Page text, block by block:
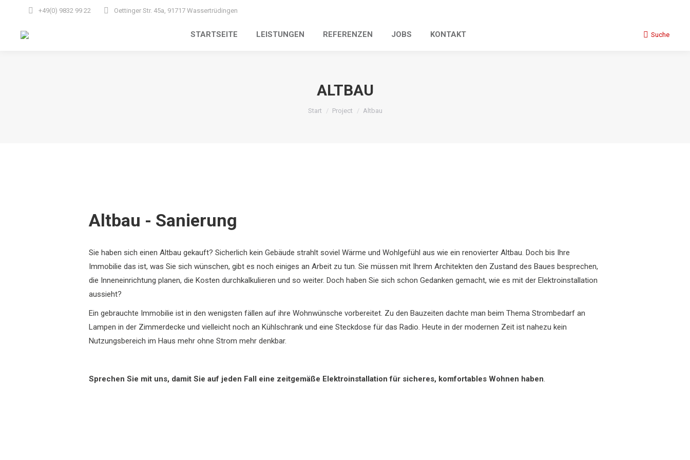
+49(0) 9832 99 22 Oettinger Str. 45a, 91717 Wassertrüdingen
STARTSEITE LEISTUNGEN REFERENZEN JOBS KONTAKT Search:
Suche
ALTBAU
Sie befinden sich hier:
Start Project Altbau
Altbau - Sanierung
Sie haben sich einen Altbau gekauft? Sicherlich kein Gebäude strahlt soviel Wärme und Wohlgefühl aus wie ein renovierter Altbau. Doch bis Ihre
Immobilie das ist, was Sie sich wünschen, gibt es noch einiges an Arbeit zu tun. Sie müssen mit Ihrem Architekten den Zustand des Baues besprechen,
die Inneneinrichtung planen, die Kosten durchkalkulieren und so weiter. Doch haben Sie sich schon Gedanken gemacht, wie es mit der Elektroinstallation
aussieht?
Ein gebrauchte Immobilie ist in den wenigsten fällen auf ihre Wohnwünsche vorbereitet. Zu den Bauzeiten dachte man beim Thema Strombedarf an
Lampen in der Zimmerdecke und vielleicht noch an Kühlschrank und eine Steckdose für das Radio. Heute in der modernen Zeit ist nahezu kein
Nutzungsbereich im Haus mehr ohne Strom mehr denkbar.
Sprechen Sie mit uns, damit Sie auf jeden Fall eine zeitgemäße Elektroinstallation für sicheres, komfortables Wohnen haben.